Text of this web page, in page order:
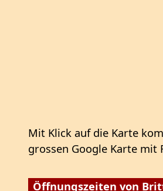
Mit Klick auf die Karte
grossen Google Karte mit
Öffnungszeiten von